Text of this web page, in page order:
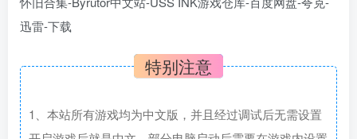
特别注意
1、本站所有游戏均为中文版，并且经过调试后无需设置